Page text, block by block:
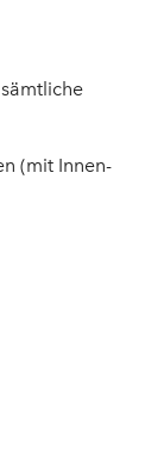
(mit Innen-